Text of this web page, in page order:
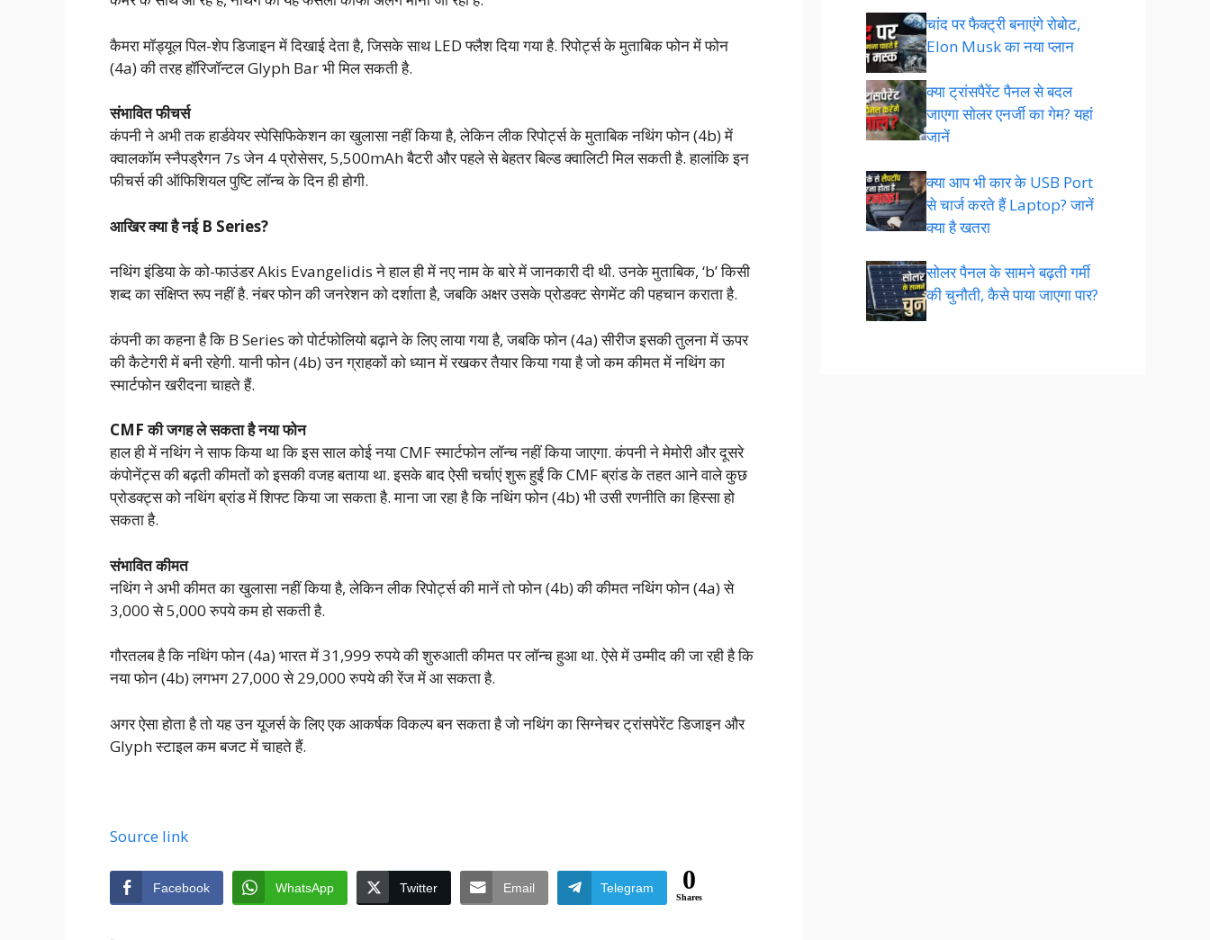
कैमरा मॉड्यूल पिल-शेप डिजाइन में दिखाई देता है, जिसके साथ LED फ्लैश दिया गया है. रिपोर्ट्स के मुताबिक फोन में फोन
(4a) की तरह हॉरिजॉन्टल Glyph Bar भी मिल सकती है.
संभावित फीचर्स
कंपनी ने अभी तक हार्डवेयर स्पेसिफिकेशन का खुलासा नहीं किया है, लेकिन लीक रिपोर्ट्स के मुताबिक नथिंग फोन (4b) में
क्वालकॉम स्नैपड्रैगन 7s जेन 4 प्रोसेसर, 5,500mAh बैटरी और पहले से बेहतर बिल्ड क्वालिटी मिल सकती है. हालांकि इन
फीचर्स की ऑफिशियल पुष्टि लॉन्च के दिन ही होगी.
आखिर क्या है नई B Series?
नथिंग इंडिया के को-फाउंडर Akis Evangelidis ने हाल ही में नए नाम के बारे में जानकारी दी थी. उनके मुताबिक, ‘b’ किसी
शब्द का संक्षिप्त रूप नहीं है. नंबर फोन की जनरेशन को दर्शाता है, जबकि अक्षर उसके प्रोडक्ट सेगमेंट की पहचान कराता है.
कंपनी का कहना है कि B Series को पोर्टफोलियो बढ़ाने के लिए लाया गया है, जबकि फोन (4a) सीरीज इसकी तुलना में ऊपर
की कैटेगरी में बनी रहेगी. यानी फोन (4b) उन ग्राहकों को ध्यान में रखकर तैयार किया गया है जो कम कीमत में नथिंग का
स्मार्टफोन खरीदना चाहते हैं.
CMF की जगह ले सकता है नया फोन
हाल ही में नथिंग ने साफ किया था कि इस साल कोई नया CMF स्मार्टफोन लॉन्च नहीं किया जाएगा. कंपनी ने मेमोरी और दूसरे
कंपोनेंट्स की बढ़ती कीमतों को इसकी वजह बताया था. इसके बाद ऐसी चर्चाएं शुरू हुईं कि CMF ब्रांड के तहत आने वाले कुछ
प्रोडक्ट्स को नथिंग ब्रांड में शिफ्ट किया जा सकता है. माना जा रहा है कि नथिंग फोन (4b) भी उसी रणनीति का हिस्सा हो
सकता है.
संभावित कीमत
नथिंग ने अभी कीमत का खुलासा नहीं किया है, लेकिन लीक रिपोर्ट्स की मानें तो फोन (4b) की कीमत नथिंग फोन (4a) से
3,000 से 5,000 रुपये कम हो सकती है.
गौरतलब है कि नथिंग फोन (4a) भारत में 31,999 रुपये की शुरुआती कीमत पर लॉन्च हुआ था. ऐसे में उम्मीद की जा रही है कि
नया फोन (4b) लगभग 27,000 से 29,000 रुपये की रेंज में आ सकता है.
अगर ऐसा होता है तो यह उन यूजर्स के लिए एक आकर्षक विकल्प बन सकता है जो नथिंग का सिग्नेचर ट्रांसपेरेंट डिजाइन और
Glyph स्टाइल कम बजट में चाहते हैं.
Source link
Facebook WhatsApp Twitter Email Telegram 0
Shares
चांद पर फैक्ट्री बनाएंगे रोबोट,
Elon Musk का नया प्लान
क्या ट्रांसपैरेंट पैनल से बदल
जाएगा सोलर एनर्जी का गेम? यहां
जानें
क्या आप भी कार के USB Port
से चार्ज करते हैं Laptop? जानें
क्या है खतरा
सोलर पैनल के सामने बढ़ती गर्मी
की चुनौती, कैसे पाया जाएगा पार?